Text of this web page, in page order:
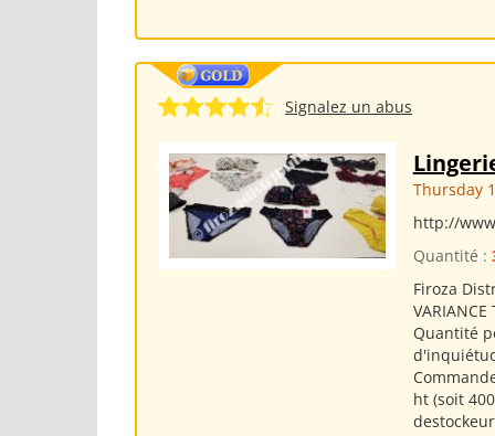
Signalez un abus
Thursday
http://
Quantité :
Firoza
Quantité
ht (soit